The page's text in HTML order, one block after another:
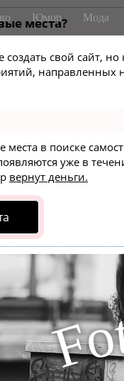
места?
свой сайт,
места в поиске
уже в
вернут деньги.
Юмор Мода
Fo